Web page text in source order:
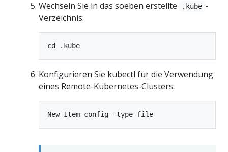
Wechseln Sie in das soeben erstellte .kube -
Verzeichnis:
Konfigurieren Sie kubectl für die Verwendung
eines Remote-Kubernetes-Clusters: